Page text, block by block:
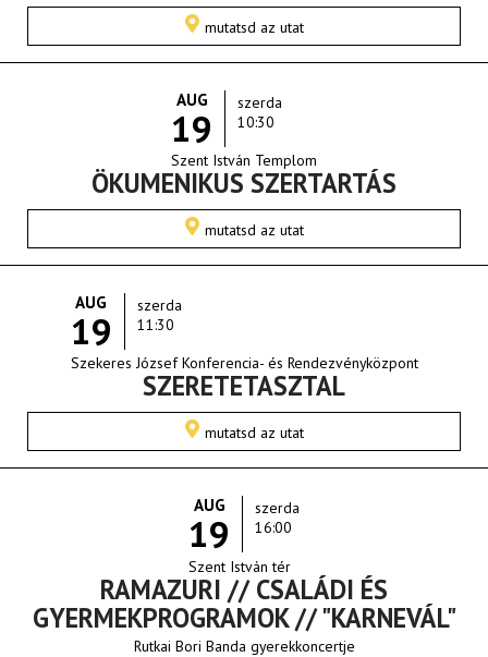
mutatsd az utat
AUG
19
szerda
10:30
Szent István Templom
ÖKUMENIKUS SZERTARTÁS
mutatsd az utat
AUG
19
szerda
11:30
Szekeres József Konferencia- és Rendezvényközpont
SZERETETASZTAL
mutatsd az utat
AUG
19
szerda
16:00
Szent István tér
RAMAZURI // CSALÁDI ÉS
GYERMEKPROGRAMOK // "KARNEVÁL"
Rutkai Bori Banda gyerekkoncertje